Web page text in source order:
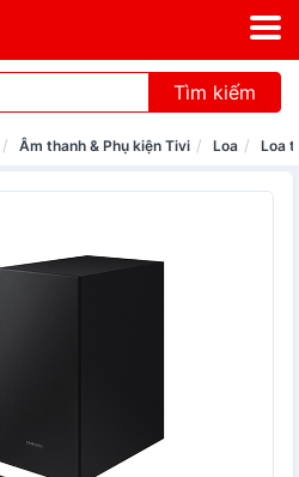
Tìm kiếm
Âm thanh & Phụ kiện Tivi Loa Loa